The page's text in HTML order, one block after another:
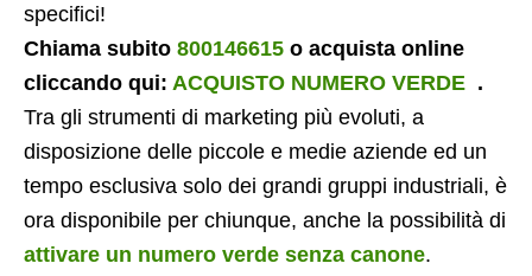
specifici!
Chiama subito 800146615 o acquista online
cliccando qui: ACQUISTO NUMERO VERDE .
Tra gli strumenti di marketing più evoluti, a
disposizione delle piccole e medie aziende ed un
tempo esclusiva solo dei grandi gruppi industriali, è
ora disponibile per chiunque, anche la possibilità di
attivare un numero verde senza canone.